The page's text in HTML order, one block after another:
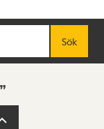
Sök